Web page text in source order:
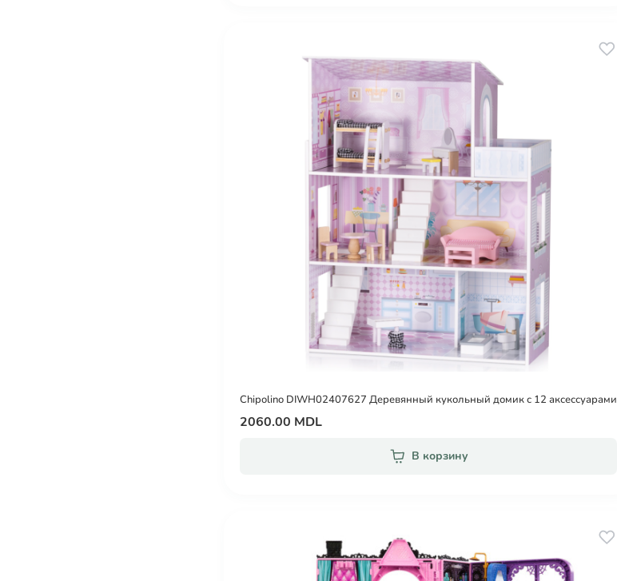
Chipolino DIWH02407627 Деревянный кукольный домик с 12 аксессуарами
2060.00 MDL
В корзину